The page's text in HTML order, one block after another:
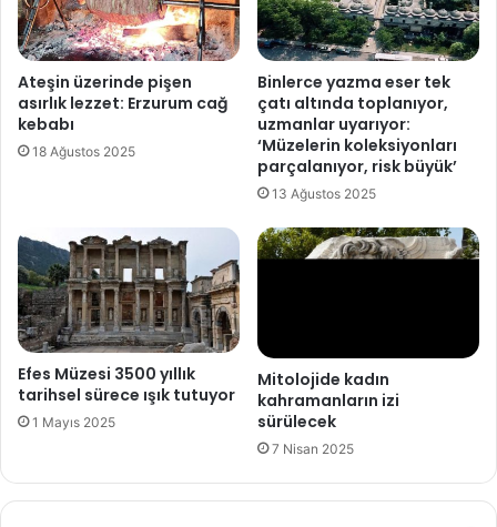
a
s
k
e
r
ç
m
a
s
ı
y
a
p
o
r
n
d
k
i
n
a
l
ı
n
t
ı
l
i
Ateşin üzerinde pişen
asırlık lezzet: Erzurum cağ
kebabı
18 Ağustos 2025
Binlerce yazma eser tek
çatı altında toplanıyor,
uzmanlar uyarıyor:
‘Müzelerin koleksiyonları
parçalanıyor, risk büyük’
13 Ağustos 2025
Efes Müzesi 3500 yıllık
tarihsel sürece ışık tutuyor
1 Mayıs 2025
Mitolojide kadın
kahramanların izi
sürülecek
7 Nisan 2025